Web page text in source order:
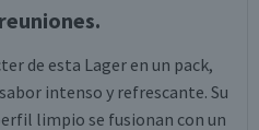
de esta Lager en un pack,
intenso y refrescante. Su
limpio se fusionan con un